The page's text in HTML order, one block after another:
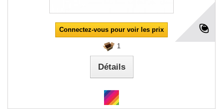
Connectez-vous pour voir les prix
1
Détails